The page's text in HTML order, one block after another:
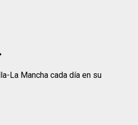
La Mancha cada día en su